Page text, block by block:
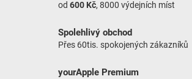
od 600 Kč, 8000 výdejních míst
Spolehlivý obchod
Přes 60tis. spokojených zákazníků
yourApple Premium